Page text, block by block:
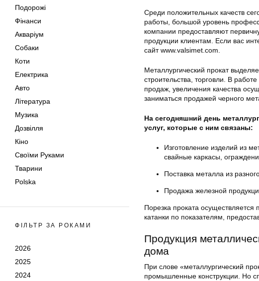
Подорожі
Фінанси
Акваріум
Собаки
Коти
Електрика
Авто
Література
Музика
Дозвілля
Кіно
Своїми Руками
Тварини
Polska
ФІЛЬТР ЗА РОКАМИ
2026
2025
2024
Среди положительных качеств
работы, большой уровень
компании предоставляют
продукции клиентам. Если вас
сайт www.valsimet.com.
Металлургический прокат
строительства, торговли. В
продаж, увеличения качества
заниматься продажей черного
На сегодняшний день
услуг, которые с ним связаны:
Изготовление изделий из
свайные каркасы,
Поставка металла из
Продажа железной
Порезка проката осуществляется
катанки по показателям,
Продукция
дома
При слове «металлургический
промышленные конструкции. Но